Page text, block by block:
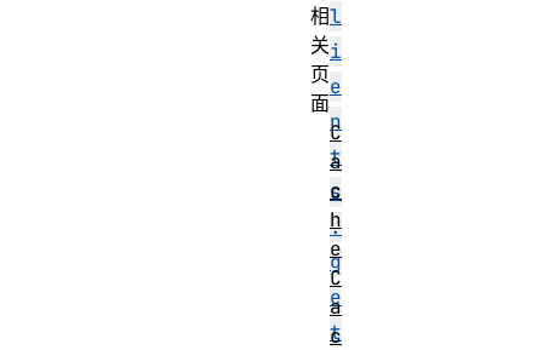
l
i
e
n
t
s
.
g
e
t
相
关
页
面
C
a
c
h
e
C
a
c